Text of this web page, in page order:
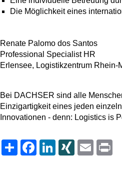
Die Möglichkeit eines
Renate Palomo dos Santos
Professional Specialist HR
Erlensee, Logistikzentrum
Bei DACHSER sind alle
Einzigartigkeit eines jeden
Innovationen - denn: Logistics is
Share FacebookLinkedInXING Email